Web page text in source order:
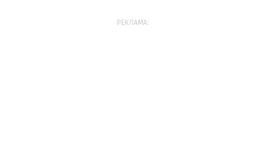
РЕКЛАМА: